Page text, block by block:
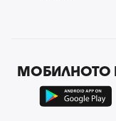
МОБИЛНОТО